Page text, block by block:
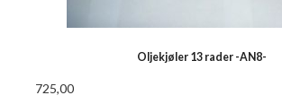
Oljekjøler 13 rader -AN8-
725,00